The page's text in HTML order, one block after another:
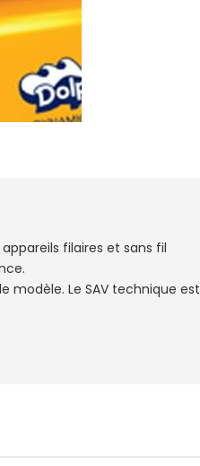
appareils filaires et sans fil
modèle. Le SAV technique est